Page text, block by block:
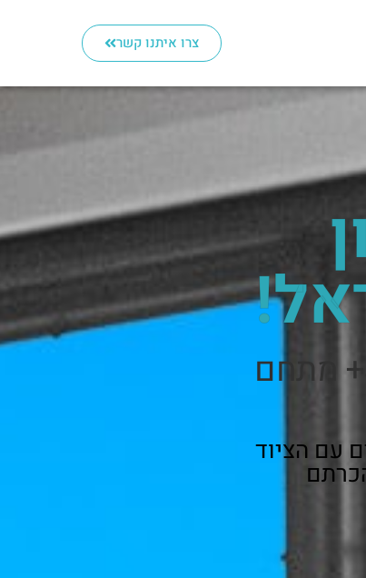
צרו איתנו קשר
תושבי בת ים והסביבה, ברוכים הבאים ל-SEA+ מתחם
עם הציוד